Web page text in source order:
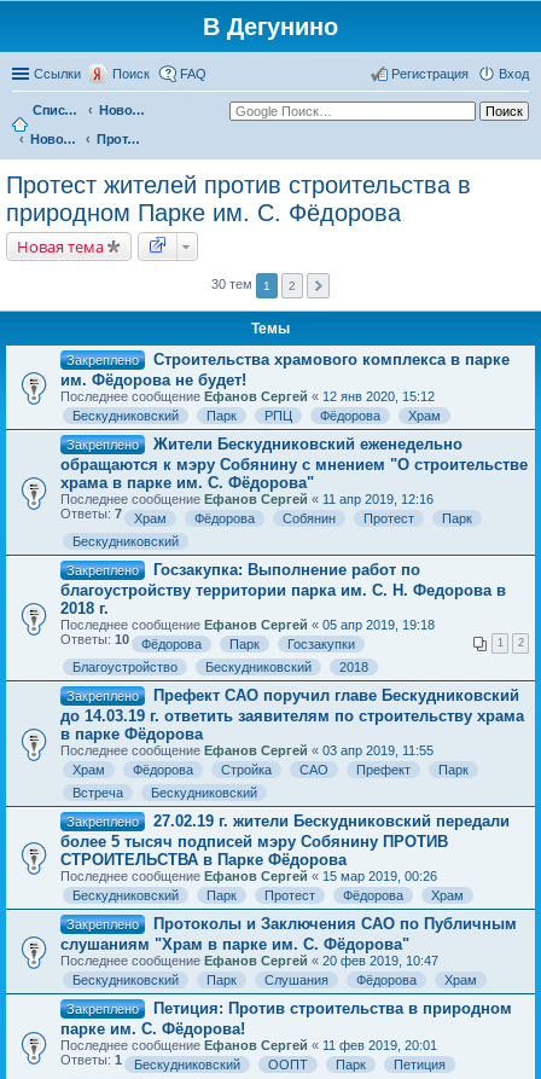
В Дегунино
Ссылки Поиск FAQ Вход
Регистрация
Список форумов
Новости
Новости Бескудниковский район
Протест жителей против строительства в природном Парке им. С. Фёдорова
Протест жителей против строительства в
природном Парке им. С. Фёдорова
Новая тема
30 тем 1 2
Темы
Закреплено
Строительства храмового комплекса в парке
им. Фёдорова не будет!
Последнее сообщение Ефанов Сергей « 12 янв 2020, 15:12
Бескудниковский
Парк РПЦ Фёдорова
Храм
Закреплено
Жители Бескудниковский еженедельно
обращаются к мэру Собянину с мнением "О строительстве
храма в парке им. С. Фёдорова"
Последнее сообщение Ефанов Сергей « 11 апр 2019, 12:16
Ответы: 7 Храм Фёдорова Собянин Протест
Парк
Бескудниковский
Закреплено
Госзакупка: Выполнение работ по
благоустройству территории парка им. С. Н. Федорова в
2018 г.
Последнее сообщение Ефанов Сергей « 05 апр 2019, 19:18
Ответы: 10 1 2
Фёдорова Парк
Госзакупки
Благоустройство
Бескудниковский
2018
Закреплено
Префект САО поручил главе Бескудниковский
до 14.03.19 г. ответить заявителям по строительству храма
в парке Фёдорова
Последнее сообщение Ефанов Сергей « 03 апр 2019, 11:55
Храм
Фёдорова Стройка САО Префект
Парк
Встреча
Бескудниковский
Закреплено
27.02.19 г. жители Бескудниковский передали
более 5 тысяч подписей мэру Собянину ПРОТИВ
СТРОИТЕЛЬСТВА в Парке Фёдорова
Последнее сообщение Ефанов Сергей « 15 мар 2019, 00:26
Бескудниковский
Парк Протест Фёдорова
Храм
Закреплено
Протоколы и Заключения САО по Публичным
слушаниям "Храм в парке им. С. Фёдорова"
Последнее сообщение Ефанов Сергей « 20 фев 2019, 10:47
Бескудниковский
Парк Слушания Фёдорова
Храм
Закреплено
Петиция: Против строительства в природном
парке им. С. Фёдорова!
Последнее сообщение Ефанов Сергей « 11 фев 2019, 20:01
Ответы: 1 Бескудниковский ООПТ Парк
Петиция